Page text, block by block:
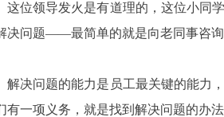
领导发火是有道理的，这位小同学
决问题——最简单的就是向老同事咨询
问题的能力是员工最关键的能力，
有一项义务，就是找到解决问题的办法